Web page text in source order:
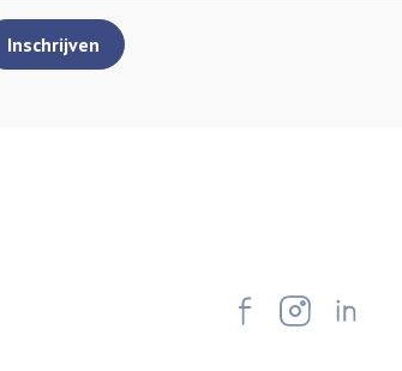
Inschrijven